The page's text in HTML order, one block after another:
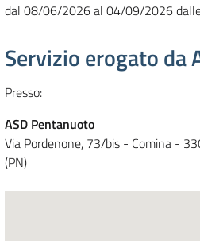
dal 08/06/2026 al 04/09/2026
Servizio erogato da
Presso:
ASD Pentanuoto
Via Pordenone, 73/bis - Comina -
(PN)